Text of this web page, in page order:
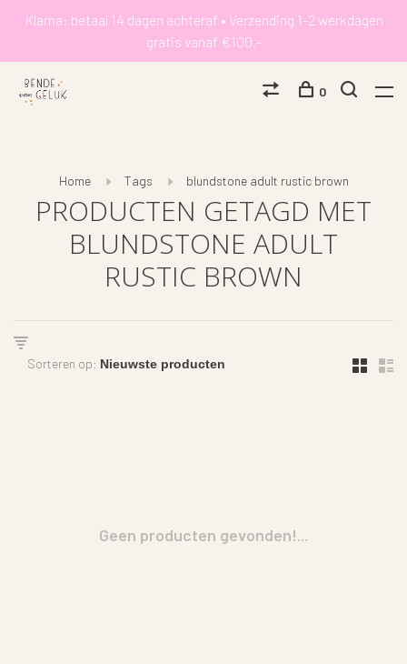
Klarna: betaal 14 dagen achteraf • Verzending 1-2 werkdagen
gratis vanaf €100,-
0
Home Tags blundstone adult rustic brown
PRODUCTEN GETAGD MET
BLUNDSTONE ADULT
RUSTIC BROWN
Sorteren op:
Geen producten gevonden!...